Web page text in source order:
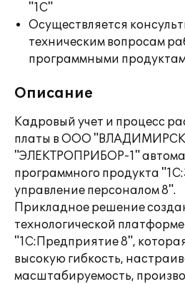
"1С"
Осуществляется
техническим вопросам
программными
Описание
Кадровый учет и процесс
платы в ООО
"ЭЛЕКТРОПРИБОР-1"
программного продукта
управление персоналом 8".
Прикладное решение
технологической
"1С:Предприятие 8",
высокую гибкость,
масштабируемость,